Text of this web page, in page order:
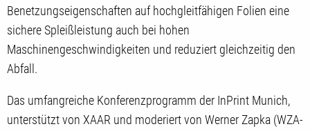
Benetzungseigenschaften auf hochgleitfähigen Folien eine
sichere Spleißleistung auch bei hohen
Maschinengeschwindigkeiten und reduziert gleichzeitig den
Abfall.
Das umfangreiche Konferenzprogramm der InPrint Munich,
unterstützt von XAAR und moderiert von Werner Zapka (WZA-